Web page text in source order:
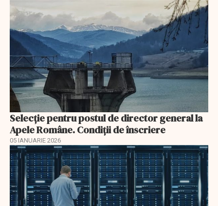
Selecţie pentru postul de director general la
Apele Române. Condiţii de înscriere
05 IANUARIE 2026